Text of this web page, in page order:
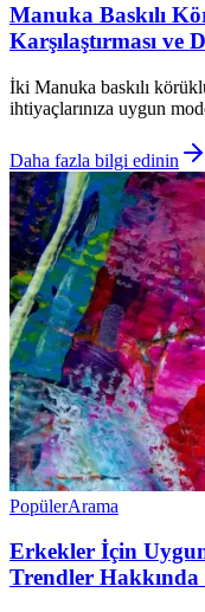
Manuka Baskılı
Karşılaştırması ve
İki Manuka baskılı
ihtiyaçlarınıza uygun
Daha fazla bilgi edinin
PopülerArama
Erkekler İçin
Trendler Hakkında